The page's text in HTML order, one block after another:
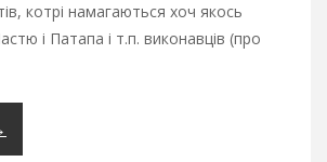
котрі намагаються хоч якось
і Патапа і т.п. виконавців (про